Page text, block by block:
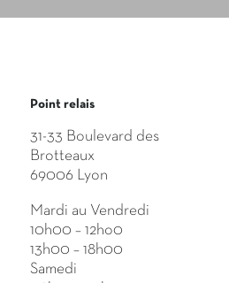
Point relais
31-33 Boulevard des
Brotteaux
69006 Lyon
Mardi au Vendredi
10h00 – 12ho0
13h00 – 18h00
Samedi